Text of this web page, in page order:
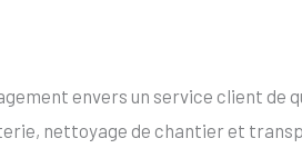
envers un service client
nettoyage de chantier et